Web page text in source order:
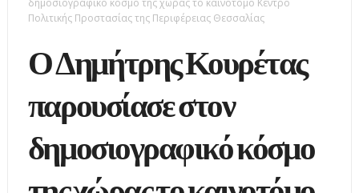
δημοσιογραφικό κόσμο της χώρας το καινοτόμο Κέντρο
Πολιτικής Προστασίας της Περιφέρειας Θεσσαλίας
Ο Δημήτρης Κουρέτας
παρουσίασε στον
δημοσιογραφικό κόσμο